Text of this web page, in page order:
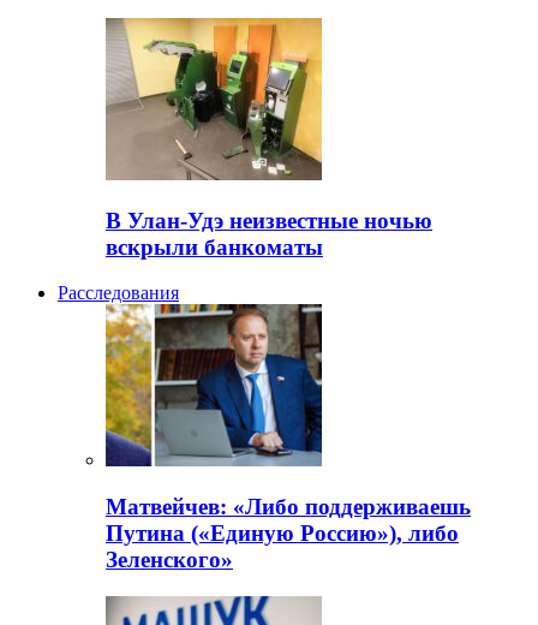
В Улан-Удэ неизвестные ночью
вскрыли банкоматы
Расследования
Матвейчев: «Либо поддерживаешь
Путина («Единую Россию»), либо
Зеленского»